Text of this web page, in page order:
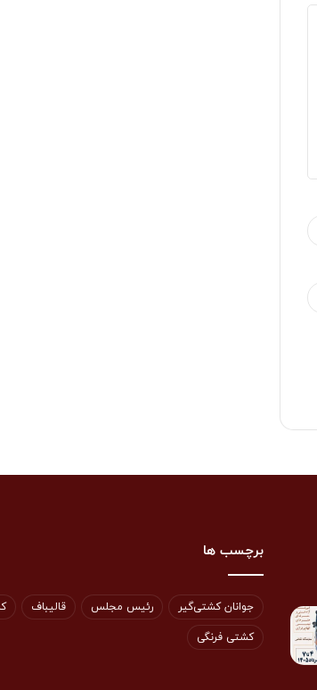
برچسب ها
جوانان کشتی‌گیر رئیس مجلس قالیباف
کشتی فرنگی